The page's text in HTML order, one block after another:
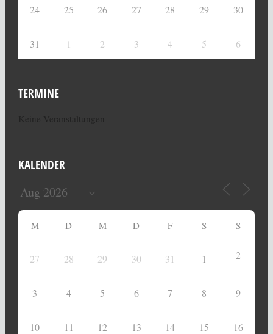
24 25 26 27 28 29 30
31 1 2 3 4 5 6
TERMINE
KALENDER
M D M D F S S
27 28 29 30 31 1 2
3 4 5 6 7 8 9
10 11 12 13 14 15 16